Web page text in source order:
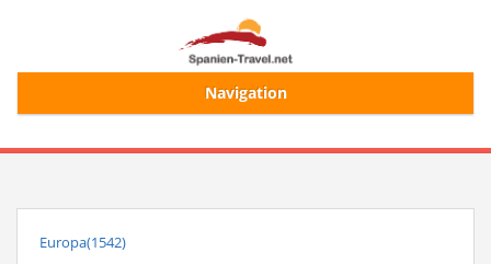
Navigation
Start
Alle Ferienhäuser
Europa(1542)